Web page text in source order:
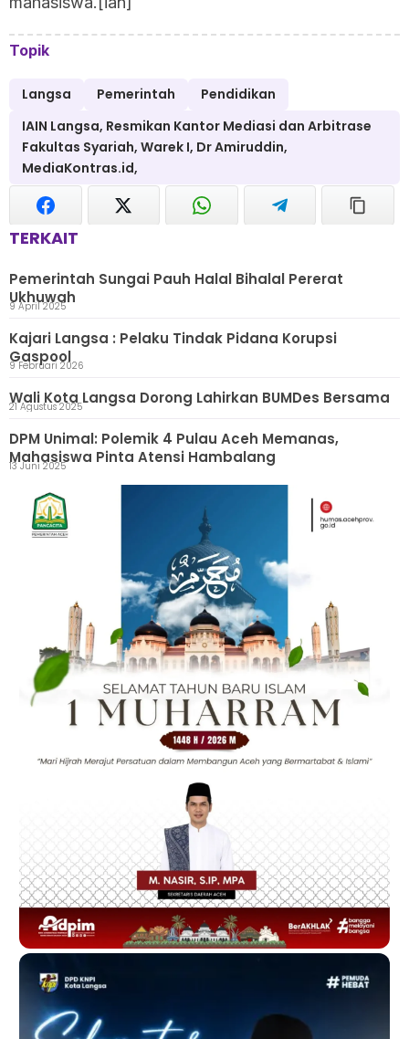
Topik
Langsa Pemerintah
Pendidikan
IAIN Langsa, Resmikan Kantor Mediasi dan Arbitrase
Fakultas Syariah, Warek I, Dr Amiruddin,
MediaKontras.id,
TERKAIT
Pemerintah Sungai Pauh Halal Bihalal Pererat
Ukhuwah
9 April 2025
Kajari Langsa : Pelaku Tindak Pidana Korupsi
Gaspool9 Februari 2026
Wali Kota Langsa Dorong Lahirkan BUMDes Bersama
21 Agustus 2025
DPM Unimal: Polemik 4 Pulau Aceh Memanas,
Mahasiswa Pinta Atensi Hambalang
13 Juni 2025